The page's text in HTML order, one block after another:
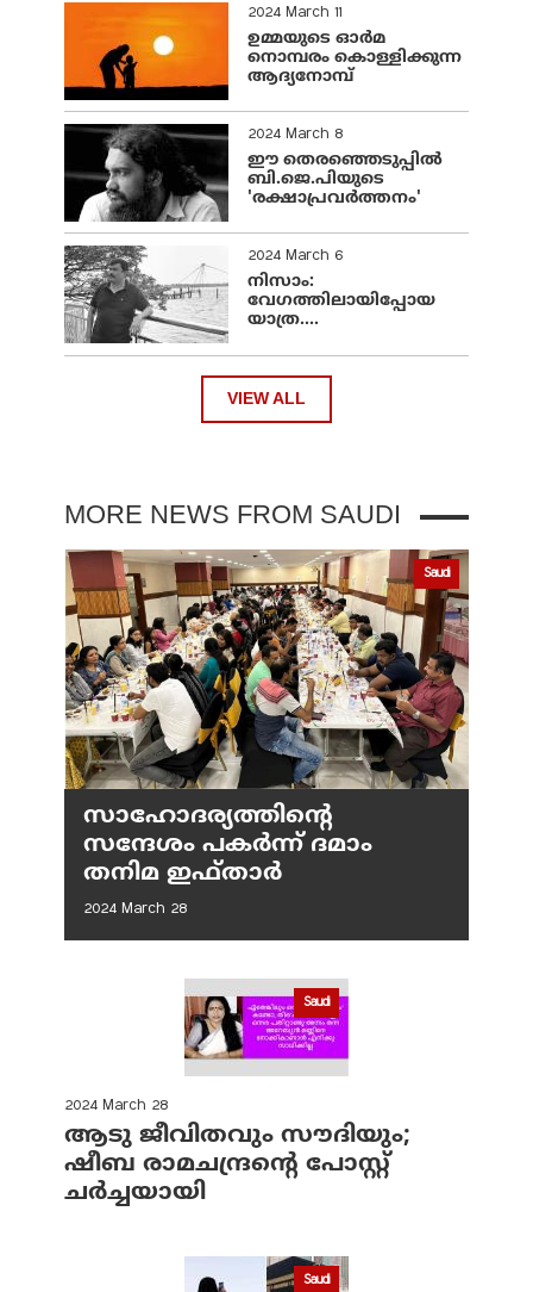
2024 March 11
ഉമ്മയുടെ ഓർമ
നൊമ്പരം കൊള്ളിക്കുന്ന
ആദ്യനോമ്പ്
2024 March 8
ഈ തെരഞ്ഞെടുപ്പില്‍
ബി.ജെ.പിയുടെ
'രക്ഷാപ്രവര്‍ത്തനം'
2024 March 6
നിസാം:
വേഗത്തിലായിപ്പോയ
യാത്ര....
VIEW ALL
MORE NEWS FROM SAUDI
Saudi
സാഹോദര്യത്തിന്റെ
സന്ദേശം പകർന്ന് ദമാം
തനിമ ഇഫ്‌താർ
2024 March 28
Saudi
2024 March 28
ആടു ജീവിതവും സൗദിയും;
ഷീബ രാമചന്ദ്രന്റെ പോസ്റ്റ്
ചര്‍ച്ചയായി
Saudi